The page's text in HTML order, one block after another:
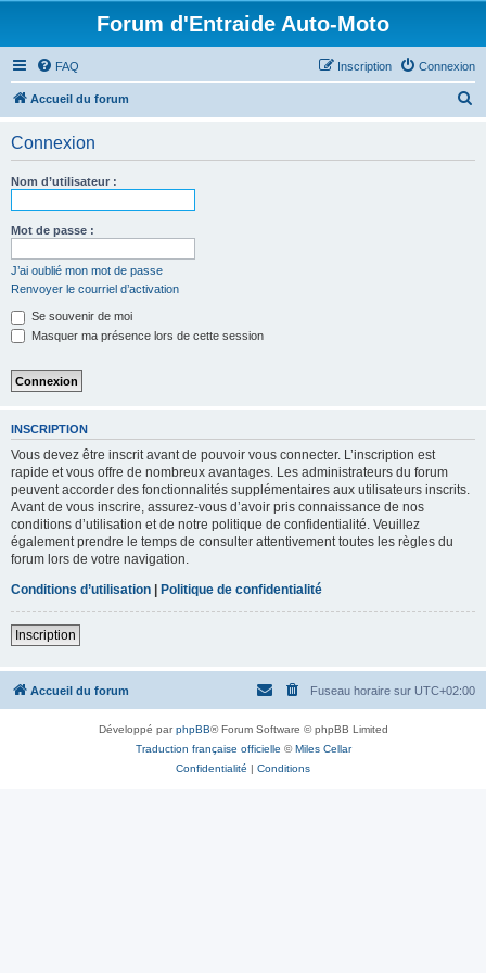
Forum d'Entraide Auto-Moto
FAQ Connexion
Inscription
Accueil du forum
Connexion
Nom d’utilisateur :
Mot de passe :
J’ai oublié mon mot de passe
Renvoyer le courriel d’activation
Se souvenir de moi
Masquer ma présence lors de cette session
INSCRIPTION
Vous devez être inscrit avant de pouvoir vous connecter. L’inscription est
rapide et vous offre de nombreux avantages. Les administrateurs du forum
peuvent accorder des fonctionnalités supplémentaires aux utilisateurs inscrits.
Avant de vous inscrire, assurez-vous d’avoir pris connaissance de nos
conditions d’utilisation et de notre politique de confidentialité. Veuillez
également prendre le temps de consulter attentivement toutes les règles du
forum lors de votre navigation.
Conditions d’utilisation | Politique de confidentialité
Inscription
Accueil du forum Fuseau horaire sur UTC+02:00
Développé parphpBB® Forum Software © phpBB Limited
Traduction française officielle ©Miles Cellar
Confidentialité | Conditions